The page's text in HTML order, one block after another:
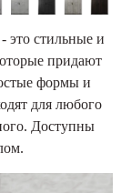
это стильные и
придают
формы и
для любого
Доступны